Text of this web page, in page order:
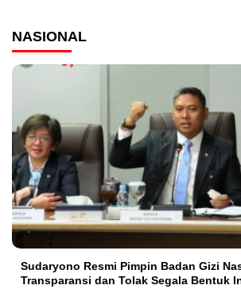
NASIONAL
Sudaryono Resmi Pimpin Badan Gizi
Transparansi dan Tolak Segala Bentuk